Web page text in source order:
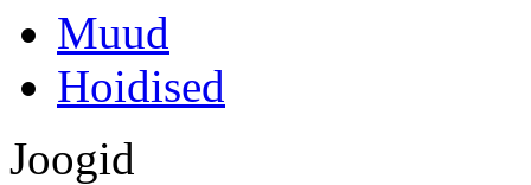
Muud
Hoidised
Joogid